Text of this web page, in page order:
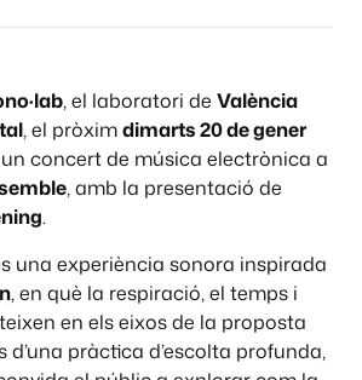
, el laboratori de València
, el pròximdimarts 20 de gener
concert de música electrònica a
, amb la presentació de
.
una experiència sonora inspirada
, en què la respiració, el temps i
en els eixos de la proposta
d’una pràctica d’escolta profunda,